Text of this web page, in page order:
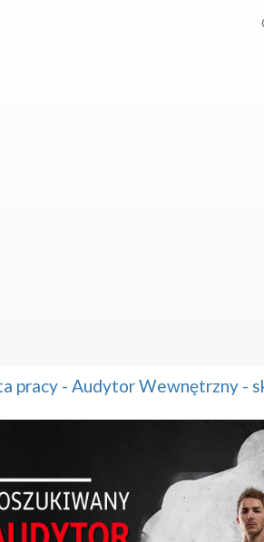
pracy - Audytor Wewnętrzny -